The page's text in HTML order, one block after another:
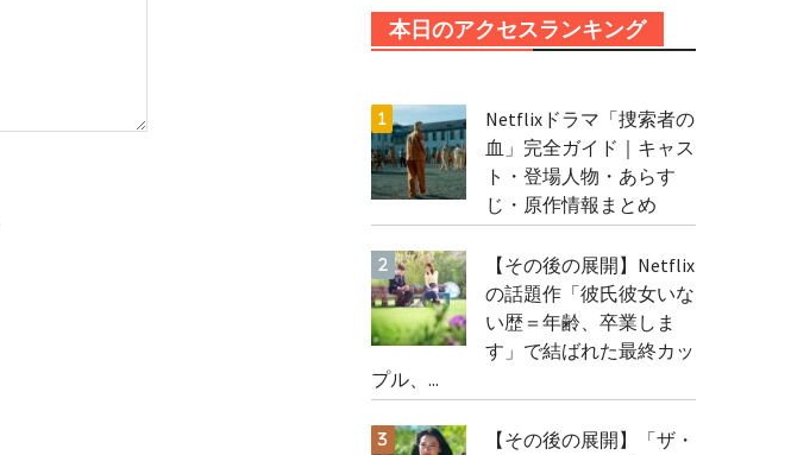
本日のアクセスランキング
Netflixドラマ「捜索者の
血」完全ガイド｜キャス
ト・登場人物・あらす
じ・原作情報まとめ
【その後の展開】Netflix
の話題作「彼氏彼女いな
い歴＝年齢、卒業しま
す」で結ばれた最終カッ
プル、...
【その後の展開】「ザ・